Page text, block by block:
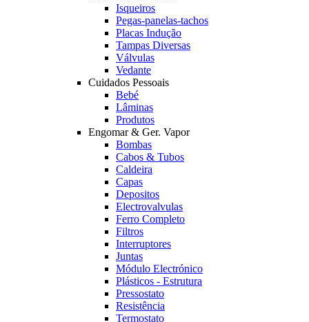
Isqueiros
Pegas-panelas-tachos
Placas Indução
Tampas Diversas
Válvulas
Vedante
Cuidados Pessoais
Bebé
Lâminas
Produtos
Engomar & Ger. Vapor
Bombas
Cabos & Tubos
Caldeira
Capas
Depositos
Electrovalvulas
Ferro Completo
Filtros
Interruptores
Juntas
Módulo Electrónico
Plásticos - Estrutura
Pressostato
Resistência
Termostato